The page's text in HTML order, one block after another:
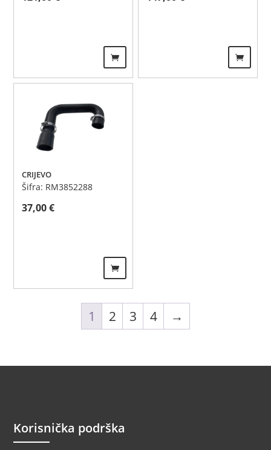
CRIJEVO
Šifra: RM3852288
37,00€
1 2 3 4 →
Korisnička podrška